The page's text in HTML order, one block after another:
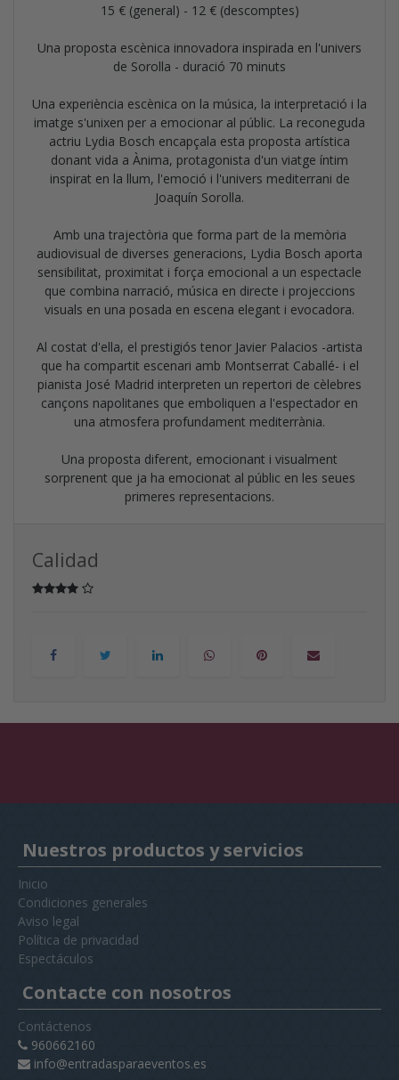
15 € (general) - 12 € (descomptes)
Una proposta escènica innovadora inspirada en l'univers
de Sorolla - duració 70 minuts
Una experiència escènica on la música, la interpretació i la
imatge s'unixen per a emocionar al públic. La reconeguda
actriu Lydia Bosch encapçala esta proposta artística
donant vida a Ànima, protagonista d'un viatge íntim
inspirat en la llum, l'emoció i l'univers mediterrani de
Joaquín Sorolla.
Amb una trajectòria que forma part de la memòria
audiovisual de diverses generacions, Lydia Bosch aporta
sensibilitat, proximitat i força emocional a un espectacle
que combina narració, música en directe i projeccions
visuals en una posada en escena elegant i evocadora.
Al costat d'ella, el prestigiós tenor Javier Palacios -artista
que ha compartit escenari amb Montserrat Caballé- i el
pianista José Madrid interpreten un repertori de cèlebres
cançons napolitanes que emboliquen a l'espectador en
una atmosfera profundament mediterrània.
Una proposta diferent, emocionant i visualment
sorprenent que ja ha emocionat al públic en les seues
primeres representacions.
Calidad
Nuestros productos y servicios
Inicio
Condiciones generales
Aviso legal
Política de privacidad
Espectáculos
Contacte con nosotros
Contáctenos
960662160
info@entradasparaeventos.es